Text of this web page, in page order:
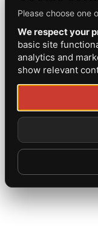
Please choose one
We respect your
basic site
analytics and
show relevant